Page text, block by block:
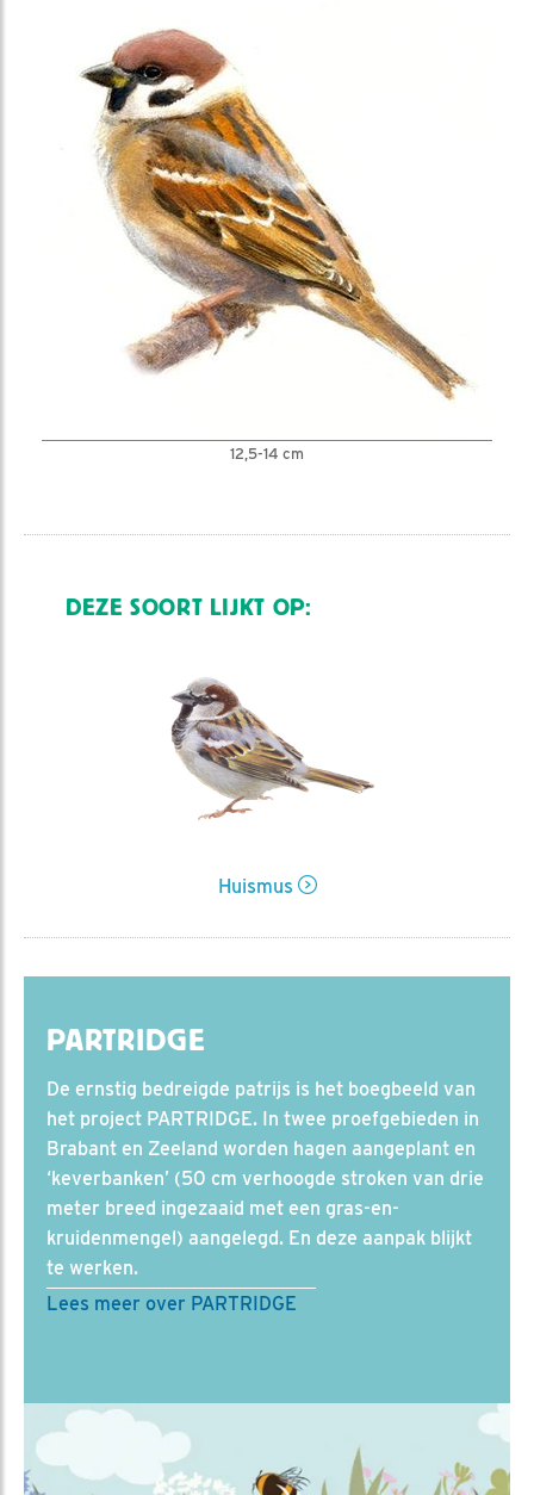
12,5-14 cm
DEZE SOORT LIJKT OP:
Huismus
PARTRIDGE
De ernstig bedreigde patrijs is het boegbeeld van
het project PARTRIDGE. In twee proefgebieden in
Brabant en Zeeland worden hagen aangeplant en
‘keverbanken’ (50 cm verhoogde stroken van drie
meter breed ingezaaid met een gras-en-
kruidenmengel) aangelegd. En deze aanpak blijkt
te werken.
Lees meer over PARTRIDGE